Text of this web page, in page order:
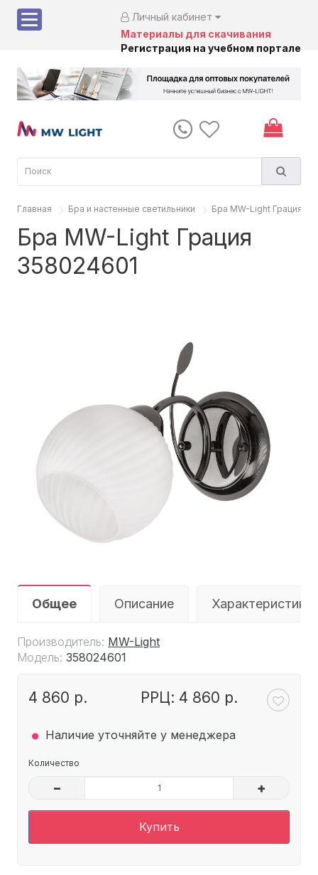
Личный кабинет
Материалы для скачивания
Регистрация на учебном портале
Главная Бра и настенные светильники Бра MW-Light Грация
Бра MW-Light Грация
358024601
Общее Описание Характеристики
Производитель: MW-Light
Модель: 358024601
4 860 р. РРЦ: 4 860 р.
. Наличие уточняйте у менеджера
Количество
– +
Купить